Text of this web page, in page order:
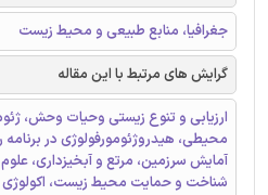
جغرافیا، منابع طبیعی و محیط زیست
گرایش های مرتبط با این مقاله
ارزیابی و تنوع زیستی وحیات وحش،
محیطی، هیدروژئومورفولوژی در
آمایش سرزمین، مرتع و آبخیزداری،
شناخت و حمایت محیط زیست،